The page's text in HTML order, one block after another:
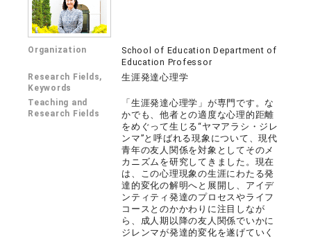
Organization
School of Education Department of
Education Professor
Research Fields,
Keywords
生涯発達心理学
Teaching and
Research Fields
「生涯発達心理学」が専門です。な
かでも、他者との適度な心理的距離
をめぐって生じる“ヤマアラシ・ジレ
ンマ”と呼ばれる現象について、現代
青年の友人関係を対象としてそのメ
カニズムを研究してきました。現在
は、この心理現象の生涯にわたる発
達的変化の解明へと展開し、アイデ
ンティティ発達のプロセスやライフ
コースとのかかわりに注目しなが
ら、成人期以降の友人関係でいかに
ジレンマが発達的変化を遂げていく